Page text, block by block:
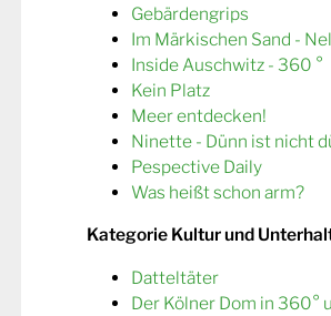
Gebärdengrips
Im Märkischen Sand -
Inside Auschwitz - 360 °
Kein Platz
Meer entdecken!
Ninette - Dünn ist nicht
Pespective Daily
Was heißt schon arm?
Kategorie Kultur und
Datteltäter
Der Kölner Dom in 360°